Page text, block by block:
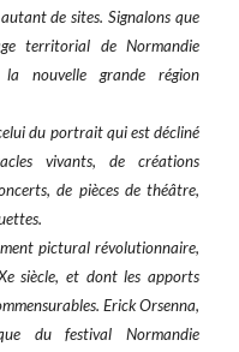
de sites. Signalons que
territorial de Normandie
la nouvelle grande région
du portrait qui est décliné
vivants, de créations
de pièces de théâtre,
pictural révolutionnaire,
siècle, et dont les apports
Erick Orsenna,
du festival Normandie